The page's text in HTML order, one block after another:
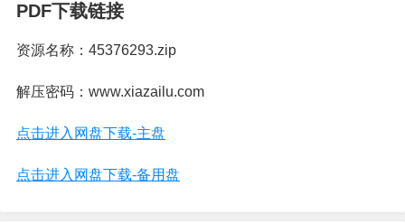
PDF下载链接
资源名称：45376293.zip
解压密码：www.xiazailu.com
点击进入网盘下载-主盘
点击进入网盘下载-备用盘